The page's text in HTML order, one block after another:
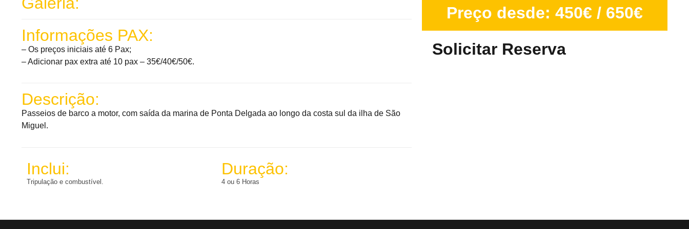
Informações PAX:
– Os preços iniciais até 6 Pax;
– Adicionar pax extra até 10 pax – 35€/40€/50€.
Descrição:
Passeios de barco a motor, com saída da marina de Ponta Delgada ao longo da costa sul da ilha de São
Miguel.
Inclui:
Tripulação e combustível.
Duração:
4 ou 6 Horas
Preço desde: 450€ / 650€
Solicitar Reserva